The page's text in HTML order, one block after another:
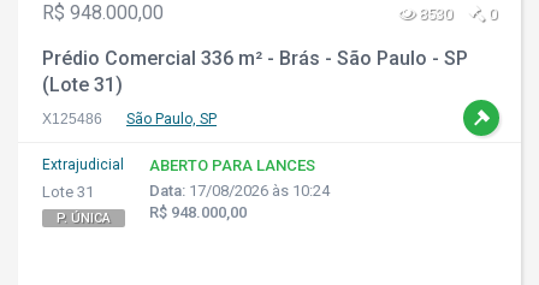
R$ 948.000,00 8530 0
Prédio Comercial 336 m² - Brás - São Paulo - SP
(Lote 31)
X125486 São Paulo, SP
Extrajudicial
Lote 31
P. ÚNICA
ABERTO PARA LANCES
Data: 17/08/2026 às 10:24
R$ 948.000,00